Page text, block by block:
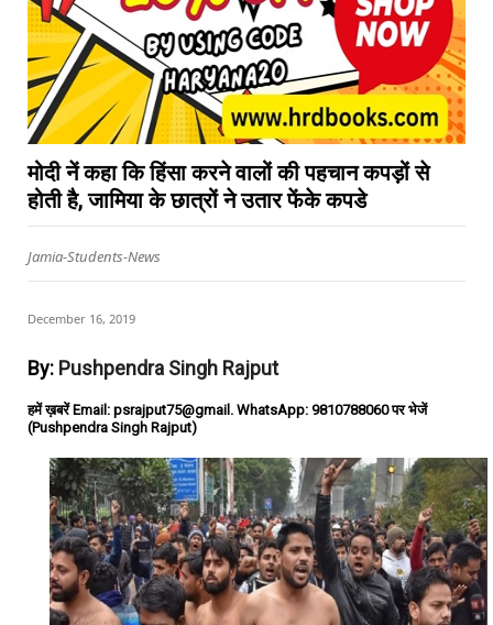
मोदी नें कहा कि हिंसा करने वालों की पहचान कपड़ों से
होती है, जामिया के छात्रों ने उतार फेंके कपडे
Jamia-Students-News
December 16, 2019
By: Pushpendra Singh Rajput
हमें ख़बरें Email: psrajput75@gmail. WhatsApp: 9810788060 पर भेजें
(Pushpendra Singh Rajput)